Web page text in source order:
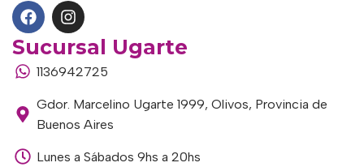
Sucursal Ugarte
1136942725
Gdor. Marcelino Ugarte 1999, Olivos, Provincia de
Buenos Aires
Lunes a Sábados 9hs a 20hs